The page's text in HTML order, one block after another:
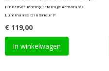
Binnenverlichting Éclairage Armatures
Luminaires D'intérieur P
€ 119,00
In winkelwagen